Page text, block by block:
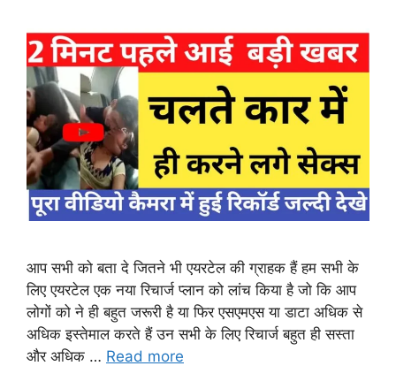
आप सभी को बता दे जितने भी एयरटेल की ग्राहक हैं हम सभी के
लिए एयरटेल एक नया रिचार्ज प्लान को लांच किया है जो कि आप
लोगों को ने ही बहुत जरूरी है या फिर एसएमएस या डाटा अधिक से
अधिक इस्तेमाल करते हैं उन सभी के लिए रिचार्ज बहुत ही सस्ता
और अधिक … Read more